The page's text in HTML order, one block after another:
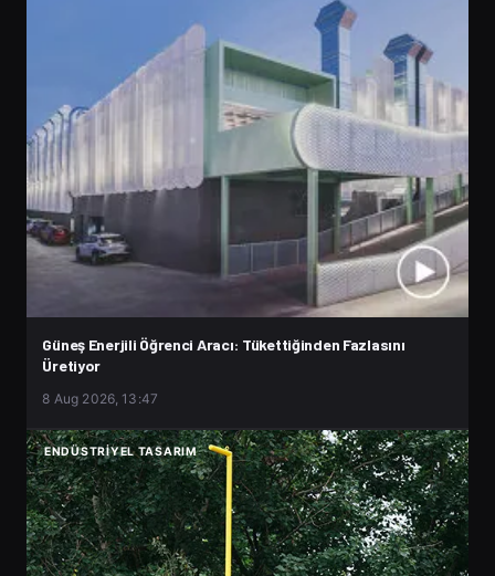
Güneş Enerjili Öğrenci Aracı: Tükettiğinden Fazlasını
Üretiyor
8 Aug 2026, 13:47
ENDÜSTRIYEL TASARIM